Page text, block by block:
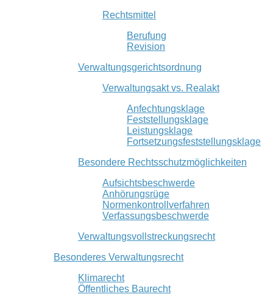
Rechtsmittel
Berufung
Revision
Verwaltungsgerichtsordnung
Verwaltungsakt vs. Realakt
Anfechtungsklage
Feststellungsklage
Leistungsklage
Fortsetzungsfeststellungsklage
Besondere Rechtsschutzmöglichkeiten
Aufsichtsbeschwerde
Anhörungsrüge
Normenkontrollverfahren
Verfassungsbeschwerde
Verwaltungsvollstreckungsrecht
Besonderes Verwaltungsrecht
Klimarecht
Öffentliches Baurecht